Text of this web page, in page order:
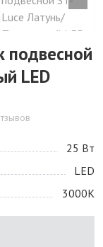
подвесной
LED
25 Bт
LED
3000K